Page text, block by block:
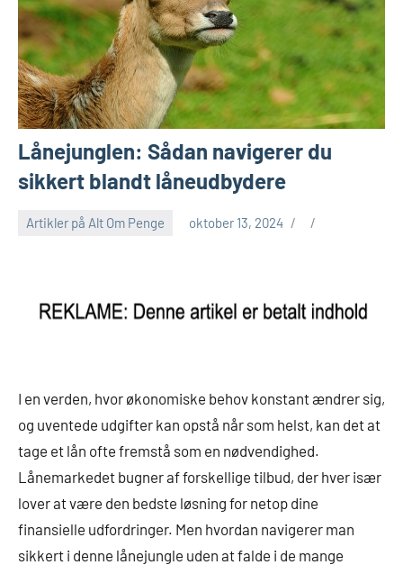
Lånejunglen: Sådan navigerer du
sikkert blandt låneudbydere
Artikler på Alt Om Penge oktober 13, 2024
I en verden, hvor økonomiske behov konstant ændrer sig,
og uventede udgifter kan opstå når som helst, kan det at
tage et lån ofte fremstå som en nødvendighed.
Lånemarkedet bugner af forskellige tilbud, der hver især
lover at være den bedste løsning for netop dine
finansielle udfordringer. Men hvordan navigerer man
sikkert i denne lånejungle uden at falde i de mange